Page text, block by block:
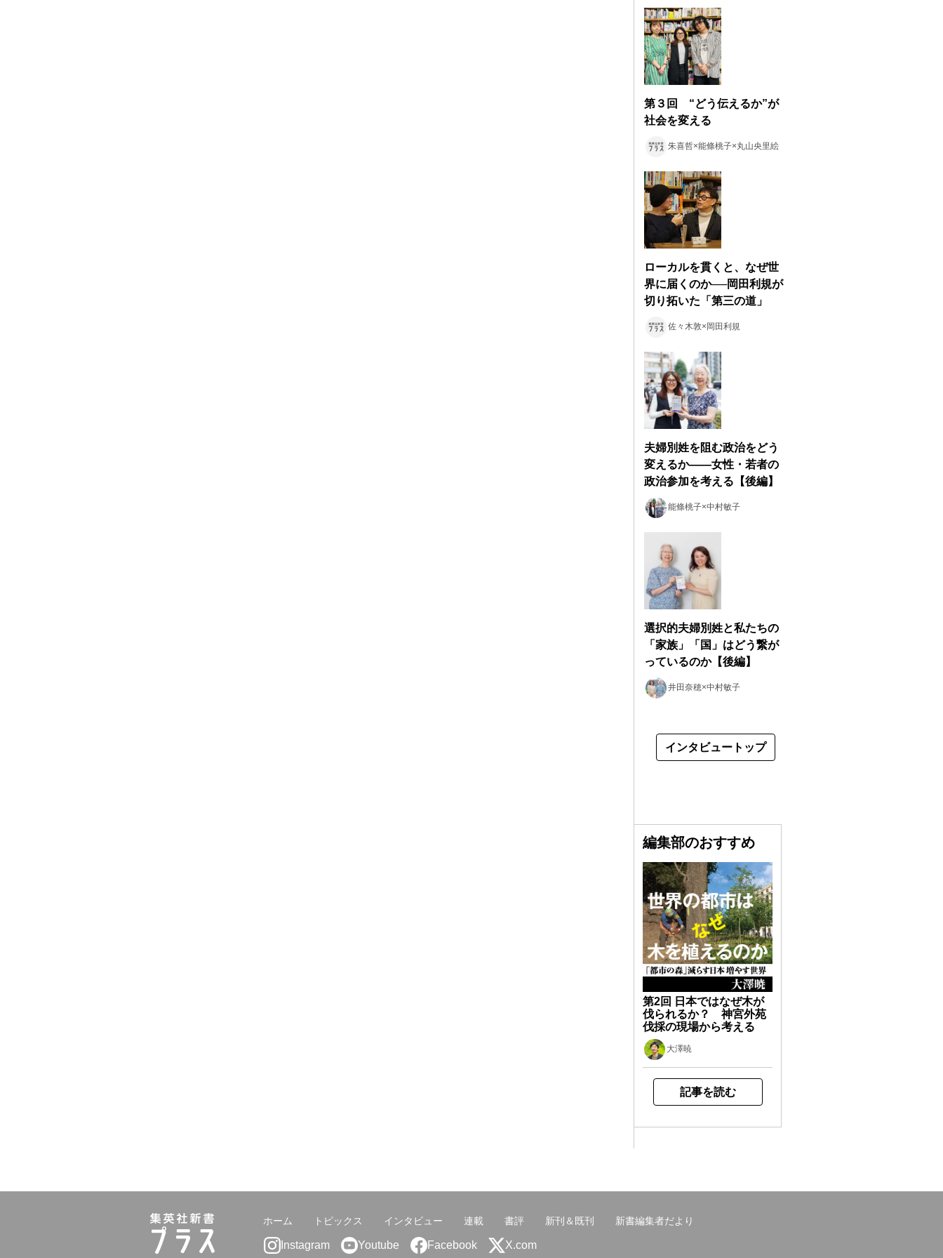
第３回 “どう伝えるか”が
社会を変える
朱喜哲×能條桃子×丸山央里絵
ローカルを貫くと、なぜ世
界に届くのか──岡田利規が
切り拓いた「第三の道」
佐々木敦×岡田利規
夫婦別姓を阻む政治をどう
変えるか――女性・若者の
政治参加を考える【後編】
能條桃子×中村敏子
選択的夫婦別姓と私たちの
「家族」「国」はどう繋が
っているのか【後編】
井田奈穂×中村敏子
インタビュートップ
編集部のおすすめ
第2回 日本ではなぜ木が
伐られるか？ 神宮外苑
伐採の現場から考える
大澤暁
記事を読む
ホーム トピックス インタビュー 連載 書評 新刊＆既刊 新書編集者だより
Instagram Youtube Facebook X.com